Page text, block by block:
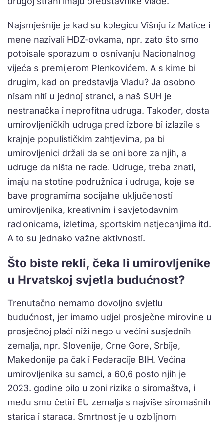
Najsmješnije je kad su kolegicu Višnju iz Matice i
mene nazivali HDZ-ovkama, npr. zato što smo
potpisale sporazum o osnivanju Nacionalnog
vijeća s premijerom Plenkovićem. A s kime bi
drugim, kad on predstavlja Vladu? Ja osobno
nisam niti u jednoj stranci, a naš SUH je
nestranačka i neprofitna udruga. Također, dosta
umirovljeničkih udruga pred izbore bi izlazile s
krajnje populističkim zahtjevima, pa bi
umirovljenici držali da se oni bore za njih, a
udruge da ništa ne rade. Udruge, treba znati,
imaju na stotine podružnica i udruga, koje se
bave programima socijalne uključenosti
umirovljenika, kreativnim i savjetodavnim
radionicama, izletima, sportskim natjecanjima itd.
A to su jednako važne aktivnosti.
Što biste rekli, čeka li umirovljenike
u Hrvatskoj svjetla budućnost?
Trenutačno nemamo dovoljno svjetlu
budućnost, jer imamo udjel prosječne mirovine u
prosječnoj plaći niži nego u većini susjednih
zemalja, npr. Slovenije, Crne Gore, Srbije,
Makedonije pa čak i Federacije BIH. Većina
umirovljenika su samci, a 60,6 posto njih je
2023. godine bilo u zoni rizika o siromaštva, i
među smo četiri EU zemalja s najviše siromašnih
starica i staraca. Smrtnost je u ozbiljnom